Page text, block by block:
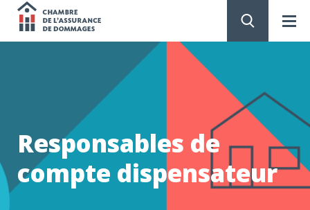
Chambre
l'assurance
de
dommages
Responsables de
compte dispensateur